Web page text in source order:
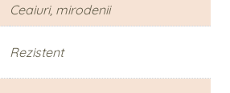
Ceaiuri, mirodenii
Rezistent